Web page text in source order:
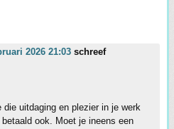
2026 21:03 schreef
uitdaging en plezier in je werk
ook. Moet je ineens een